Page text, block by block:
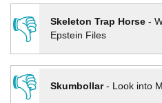
👎
Skeleton Trap Horse-
Epstein Files
👎
Skumbollar- Look into